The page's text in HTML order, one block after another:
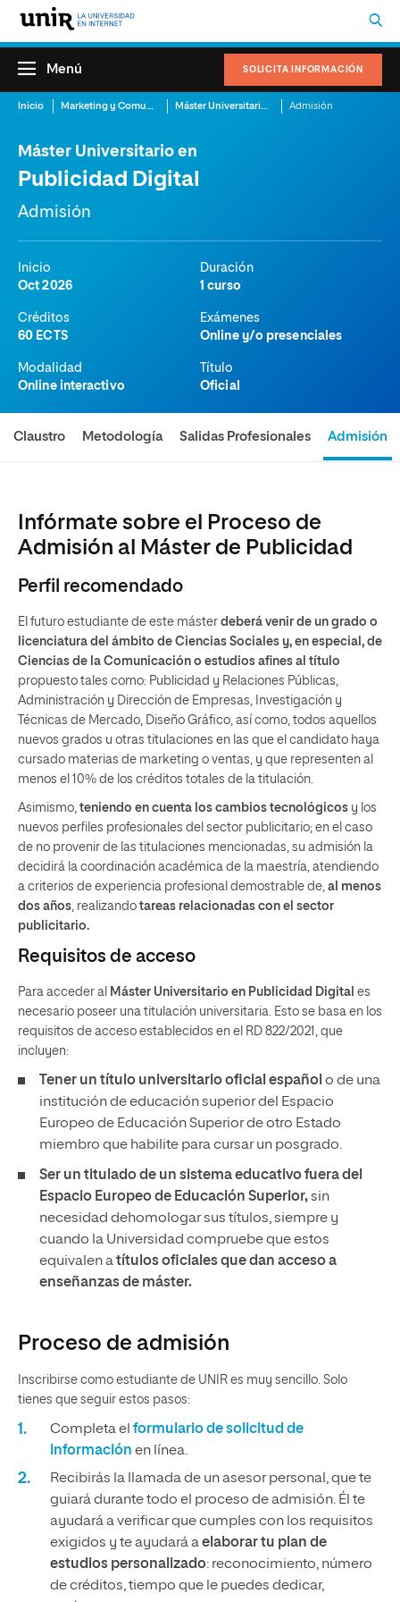
SOLICITA INFORMACIÓN
Menú
Inicio Marketing y Comunicación Máster Universitario en Publicidad Digital Admisión
Máster Universitario en
Publicidad Digital
Admisión
Inicio
Oct 2026
Duración
1 curso
Créditos
60 ECTS
Exámenes
Online y/o presenciales
Modalidad
Online interactivo
Título
Oficial
Claustro Metodología Salidas Profesionales Admisión
Infórmate sobre el Proceso de
Admisión al Máster de Publicidad
Perfil recomendado
El futuro estudiante de este máster deberá venir de un grado o
licenciatura del ámbito de Ciencias Sociales y, en especial, de
Ciencias de la Comunicación o estudios afines al título
propuesto tales como: Publicidad y Relaciones Públicas,
Administración y Dirección de Empresas, Investigación y
Técnicas de Mercado, Diseño Gráfico, así como, todos aquellos
nuevos grados u otras titulaciones en las que el candidato haya
cursado materias de marketing o ventas, y que representen al
menos el 10% de los créditos totales de la titulación.
Asimismo, teniendo en cuenta los cambios tecnológicos y los
nuevos perfiles profesionales del sector publicitario; en el caso
de no provenir de las titulaciones mencionadas, su admisión la
decidirá la coordinación académica de la maestría, atendiendo
a criterios de experiencia profesional demostrable de, al menos
dos años, realizando tareas relacionadas con el sector
publicitario.
Requisitos de acceso
Para acceder al Máster Universitario en Publicidad Digital es
necesario poseer una titulación universitaria. Esto se basa en los
requisitos de acceso establecidos en el RD 822/2021, que
incluyen:
Tener un título universitario oficial español o de una
institución de educación superior del Espacio
Europeo de Educación Superior de otro Estado
miembro que habilite para cursar un posgrado.
Ser un titulado de un sistema educativo fuera del
Espacio Europeo de Educación Superior,sin
necesidad dehomologar sus títulos, siempre y
cuando la Universidad compruebe que estos
equivalen atítulos oficiales que dan acceso a
enseñanzas de máster.
Proceso de admisión
Inscribirse como estudiante de UNIR es muy sencillo. Solo
tienes que seguir estos pasos:
Completa el formulario de solicitud de
información en línea.
Recibirás la llamada de un asesor personal, que te
guiará durante todo el proceso de admisión. Él te
ayudará a verificar que cumples con los requisitos
exigidos y te ayudará aelaborar tu plan de
estudios personalizado: reconocimiento, número
de créditos, tiempo que le puedes dedicar,